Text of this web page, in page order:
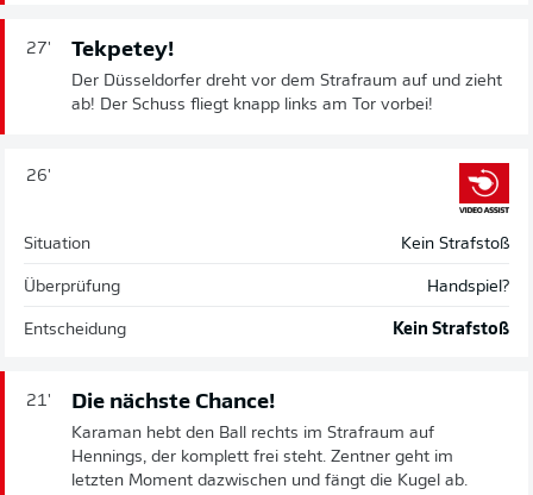
27' Tekpetey!
Der Düsseldorfer dreht vor dem Strafraum auf und zieht
ab! Der Schuss fliegt knapp links am Tor vorbei!
26'
Situation Kein Strafstoß
Überprüfung Handspiel?
Entscheidung Kein Strafstoß
21' Die nächste Chance!
Karaman hebt den Ball rechts im Strafraum auf
Hennings, der komplett frei steht. Zentner geht im
letzten Moment dazwischen und fängt die Kugel ab.